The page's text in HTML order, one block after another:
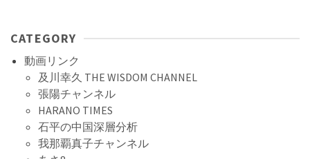
CATEGORY
動画リンク
及川幸久 THE WISDOM CHANNEL
張陽チャンネル
HARANO TIMES
石平の中国深層分析
我那覇真子チャンネル